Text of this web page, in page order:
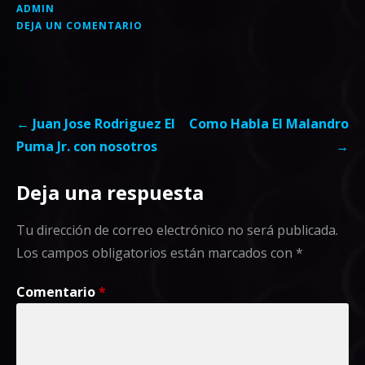
ADMIN
DEJA UN COMENTARIO
Navegación
de
← Juan Jose Rodriguez El
Puma Jr. con nosotros
Como Habla El Malandro
→
Deja una respuesta
Tu dirección de correo electrónico no será publicada.
Los campos obligatorios están marcados con *
Comentario*